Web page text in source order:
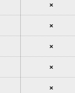
×
×
×
×
×